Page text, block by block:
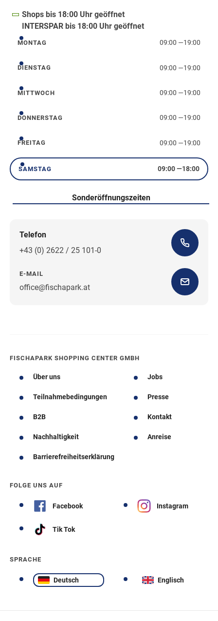
Shops bis 18:00 Uhr geöffnet
INTERSPAR bis 18:00 Uhr geöffnet
Montag
MONTAG 09:00 —19:00
Dienstag
DIENSTAG 09:00 —19:00
Mittwoch
MITTWOCH 09:00 —19:00
Donnerstag
DONNERSTAG 09:00 —19:00
Freitag
FREITAG 09:00 —19:00
Samstag
SAMSTAG 09:00—18:00
Sonderöffnungszeiten
Telefon
+43 (0) 2622 / 25 101-0
E-MAIL
office@fischapark.atWegbeschreibung
FISCHAPARK SHOPPING CENTER GMBH
Über uns Jobs
Teilnahmebedingungen Presse
B2B Kontakt
Nachhaltigkeit Anreise
Barrierefreiheitserklärung
FOLGE UNS AUF
Facebook Instagram
Tik Tok
SPRACHE
Deutsch Englisch